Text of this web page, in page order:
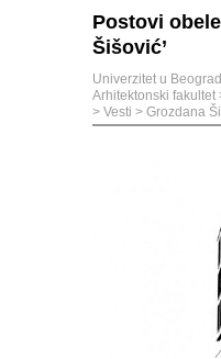
Postovi
Šišović’
Univerzitet u
Arhitektonski fakultet
> Vesti > Grozdana